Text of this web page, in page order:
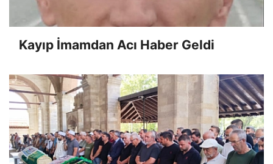
Kayıp İmamdan Acı Haber Geldi